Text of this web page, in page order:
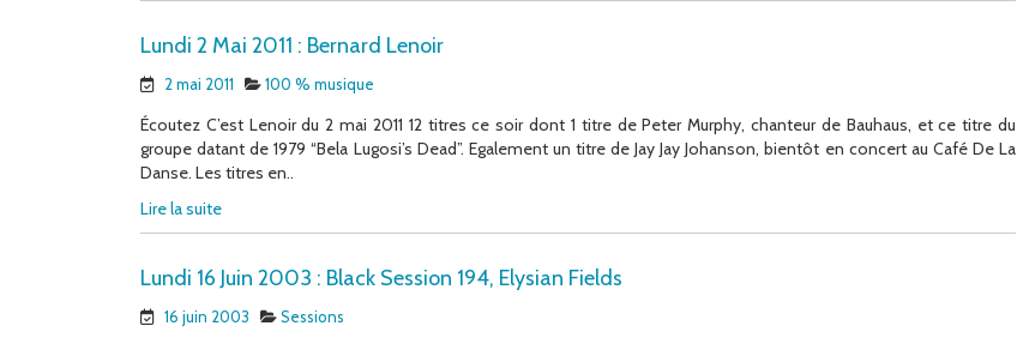
Lundi 2 Mai 2011 : Bernard Lenoir
2 mai 2011 100 % musique
Écoutez C’est Lenoir du 2 mai 2011 12 titres ce soir dont 1 titre de Peter Murphy, chanteur de Bauhaus, et ce titre du
groupe datant de 1979 “Bela Lugosi’s Dead”. Egalement un titre de Jay Jay Johanson, bientôt en concert au Café De La
Danse. Les titres en..
Lire la suite
Lundi 16 Juin 2003 : Black Session 194, Elysian Fields
16 juin 2003 Sessions